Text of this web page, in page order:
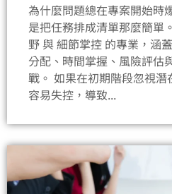
為什麼問題總在專案開始時
是把任務排成清單那麼簡單
野 與 細節掌控 的專業，涵
分配、時間掌握、風險評估
戰。 如果在初期階段忽視
容易失控，導致...